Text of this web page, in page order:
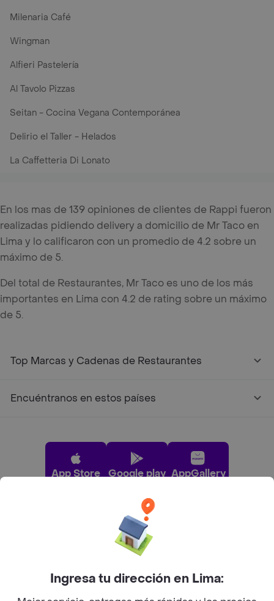
Milenaria Café
Wingman
Alfieri Pastelería
Al Tavolo Pizzas
Seitan - Cocina Vegana Contemporánea
Delirio el Taller - Helados
La Caffetteria Di Lonato
En los mas de 139 opiniones de clientes de Rappi fueron
realizadas pidiendo delivery a domicilio de Mr Taco en
Lima y lo calificaron con un promedio de 4.2 sobre un
máximo de 5.
Del total de Restaurantes, Mr Taco es uno de los más
importantes en Lima con 4.2 de rating sobre un máximo
de 5.
Top Marcas y Cadenas de Restaurantes
Encuéntranos en estos países
App Store Google play AppGallery
Pide tu comida favorita cerca de ti
Categorías
Ingresa tu dirección en Lima: